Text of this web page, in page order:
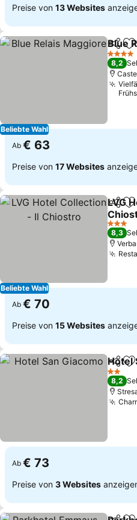
Preise von 13 Websites
Beliebte Wahl
Teilen
Blue
4 Sterne
8,2
Ab € 63
Preise von 17 Websites
Beliebte Wahl
Teilen
LVG
3 Sterne
8,3
Ab € 70
Preise von 15 Websites
Teilen
Hotel
2 Sterne
8,2
Ab € 73
Preise von 3 Websites